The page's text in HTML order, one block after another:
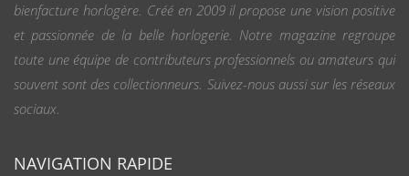
bienfacture horlogère. Créé en 2009 il propose une vision positive
et passionnée de la belle horlogerie. Notre magazine regroupe
toute une équipe de contributeurs professionnels ou amateurs qui
souvent sont des collectionneurs. Suivez-nous aussi sur les réseaux
sociaux.
NAVIGATION RAPIDE